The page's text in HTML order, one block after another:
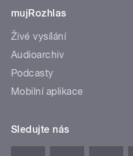
mujRozhlas
Živé vysílání
Audioarchiv
Podcasty
Mobilní aplikace
Sledujte nás